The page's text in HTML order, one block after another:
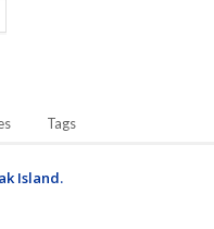
Tags
Island.